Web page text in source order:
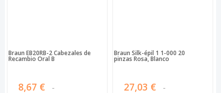
Braun EB20RB-2 Cabezales de
Recambio Oral B
8,67 €
Braun Silk-épil 1 1-000 20
pinzas Rosa, Blanco
27,03 €